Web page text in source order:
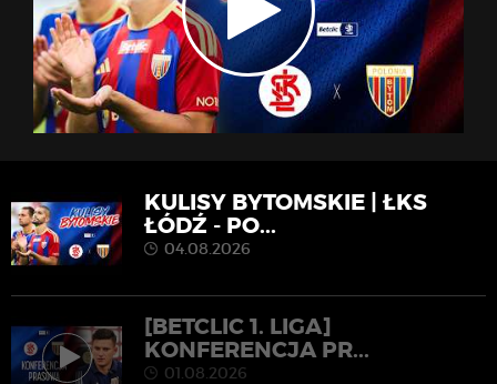
KULISY BYTOMSKIE | ŁKS
ŁÓDŹ - PO...
04.08.2026
[BETCLIC 1. LIGA]
KONFERENCJA PR...
01.08.2026